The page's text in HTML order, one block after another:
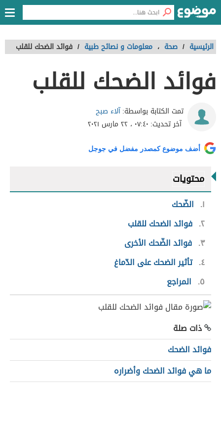
الرئيسية / صحة ، معلومات و نصائح طبية / فوائد الضحك للقلب
فوائد الضحك للقلب
تمت الكتابة بواسطة:آلاء صبح
آخر تحديث: ٠٧:٤٠ ، ٢٢ مارس ٢٠٢١
أضف موضوع كمصدر مفضل في جوجل
محتويات
١
الضّحك
٢ فوائد الضحك للقلب
٣ فوائد الضّحك الأخرى
٤ تأثير الضحك على الدّماغ
٥
المراجع
ذات صلة
فوائد الضحك
ما هي فوائد الضحك وأضراره